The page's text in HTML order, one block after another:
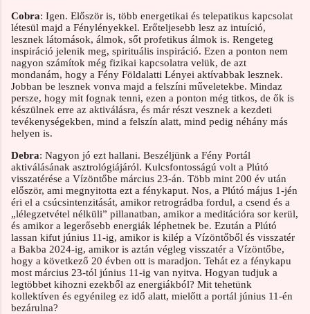
Cobra: Igen. Először is, több energetikai és telepatikus kapcsolat
létesül majd a Fénylényekkel. Erőteljesebb lesz az intuíció,
lesznek látomások, álmok, sőt profetikus álmok is. Rengeteg
inspiráció jelenik meg, spirituális inspiráció. Ezen a ponton nem
nagyon számítok még fizikai kapcsolatra velük, de azt
mondanám, hogy a Fény Földalatti Lényei aktívabbak lesznek.
Jobban be lesznek vonva majd a felszíni műveletekbe. Mindaz
persze, hogy mit fognak tenni, ezen a ponton még titkos, de ők is
készülnek erre az aktiválásra, és már részt vesznek a kezdeti
tevékenységekben, mind a felszín alatt, mind pedig néhány más
helyen is.
Debra: Nagyon jó ezt hallani. Beszéljünk a Fény Portál
aktiválásának asztrológiájáról. Kulcsfontosságú volt a Plútó
visszatérése a Vízöntőbe március 23-án. Több mint 200 év után
először, ami megnyitotta ezt a fénykaput. Nos, a Plútó május 1-jén
éri el a csúcsintenzitását, amikor retrográdba fordul, a csend és a
„lélegzetvétel nélküli” pillanatban, amikor a meditációra sor kerül,
és amikor a legerősebb energiák léphetnek be. Ezután a Plútó
lassan kifut június 11-ig, amikor is kilép a Vízöntőből és visszatér
a Bakba 2024-ig, amikor is aztán végleg visszatér a Vízöntőbe,
hogy a következő 20 évben ott is maradjon. Tehát ez a fénykapu
most március 23-tól június 11-ig van nyitva. Hogyan tudjuk a
legtöbbet kihozni ezekből az energiákból? Mit tehetünk
kollektíven és egyénileg ez idő alatt, mielőtt a portál június 11-én
bezárulna?